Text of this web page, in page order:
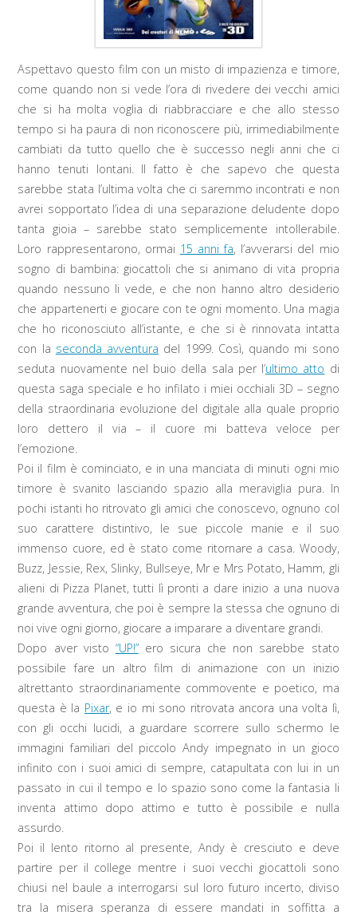
Aspettavo questo film con un misto di impazienza e timore,
come quando non si vede l’ora di rivedere dei vecchi amici
che si ha molta voglia di riabbracciare e che allo stesso
tempo si ha paura di non riconoscere più, irrimediabilmente
cambiati da tutto quello che è successo negli anni che ci
hanno tenuti lontani. Il fatto è che sapevo che questa
sarebbe stata l’ultima volta che ci saremmo incontrati e non
avrei sopportato l’idea di una separazione deludente dopo
tanta gioia – sarebbe stato semplicemente intollerabile.
Loro rappresentarono, ormai 15 anni fa, l’avverarsi del mio
sogno di bambina: giocattoli che si animano di vita propria
quando nessuno li vede, e che non hanno altro desiderio
che appartenerti e giocare con te ogni momento. Una magia
che ho riconosciuto all’istante, e che si è rinnovata intatta
con la seconda avventura del 1999. Così, quando mi sono
seduta nuovamente nel buio della sala per l’ultimo atto di
questa saga speciale e ho infilato i miei occhiali 3D – segno
della straordinaria evoluzione del digitale alla quale proprio
loro dettero il via – il cuore mi batteva veloce per
l’emozione.
Poi il film è cominciato, e in una manciata di minuti ogni mio
timore è svanito lasciando spazio alla meraviglia pura. In
pochi istanti ho ritrovato gli amici che conoscevo, ognuno col
suo carattere distintivo, le sue piccole manie e il suo
immenso cuore, ed è stato come ritornare a casa. Woody,
Buzz, Jessie, Rex, Slinky, Bullseye, Mr e Mrs Potato, Hamm, gli
alieni di Pizza Planet, tutti lì pronti a dare inizio a una nuova
grande avventura, che poi è sempre la stessa che ognuno di
noi vive ogni giorno, giocare a imparare a diventare grandi.
Dopo aver visto “UP!”ero sicura che non sarebbe stato
possibile fare un altro film di animazione con un inizio
altrettanto straordinariamente commovente e poetico, ma
questa è la Pixar, e io mi sono ritrovata ancora una volta lì,
con gli occhi lucidi, a guardare scorrere sullo schermo le
immagini familiari del piccolo Andy impegnato in un gioco
infinito con i suoi amici di sempre, catapultata con lui in un
passato in cui il tempo e lo spazio sono come la fantasia li
inventa attimo dopo attimo e tutto è possibile e nulla
assurdo.
Poi il lento ritorno al presente, Andy è cresciuto e deve
partire per il college mentre i suoi vecchi giocattoli sono
chiusi nel baule a interrogarsi sul loro futuro incerto, diviso
tra la misera speranza di essere mandati in soffitta a